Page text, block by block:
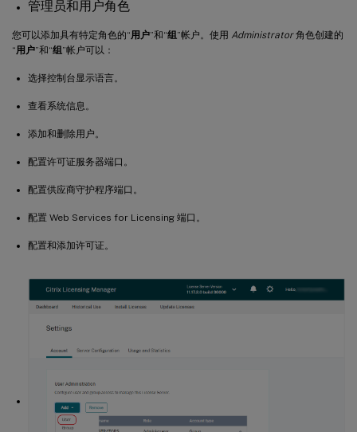
管理员和用户角色
您可以添加具有特定角色的“用户”和“组”帐户。使用 Administrator角色创建的
“用户”和“组”帐户可以：
选择控制台显示语言。
查看系统信息。
添加和删除用户。
配置许可证服务器端口。
配置供应商守护程序端口。
配置 Web Services for Licensing 端口。
配置和添加许可证。